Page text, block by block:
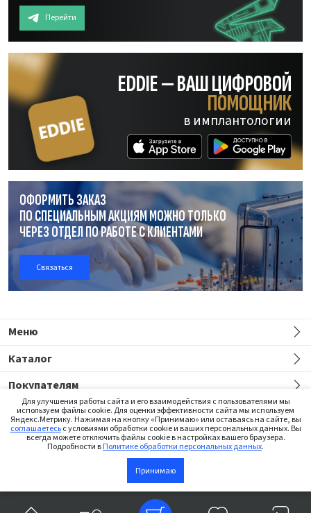
В корзину
Перейти
EDDIE — ВАШ ЦИФРОВОЙ
ПОМОЩНИК
в имплантологии
ОФОРМИТЬ ЗАКАЗ
ПО СПЕЦИАЛЬНЫМ АКЦИЯМ МОЖНО ТОЛЬКО
ЧЕРЕЗ ОТДЕЛПО РАБОТЕС КЛИЕНТАМИ
Связаться
Меню
Каталог
Покупателям
Сайт предназначен только для медицинских работников
©2026 Institut Straumann AG
Для улучшения работы сайта и его взаимодействия с пользователями мы
используем файлы cookie. Для оценки эффективности сайта мы используем
Яндекс.Метрику. Нажимая на кнопку «Принимаю» или оставаясь на сайте, вы
соглашаетесьс условиями обработки cookie и ваших персональных данных. Вы
всегда можете отключить файлы cookie в настройках вашего браузера.
Подробности вПолитике обработки персональных данных.
Принимаю